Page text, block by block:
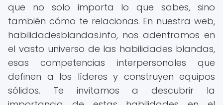
que no solo importa lo que sabes, sino
también cómo te relacionas. En nuestra web,
habilidadesblandas.info, nos adentramos en
el vasto universo de las habilidades blandas,
esas competencias interpersonales que
definen a los líderes y construyen equipos
sólidos. Te invitamos a descubrir la